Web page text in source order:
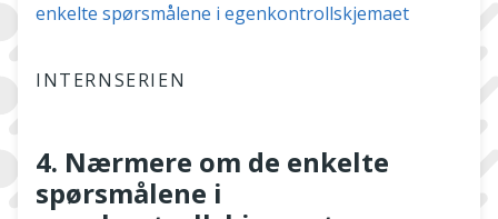
enkelte spørsmålene i egenkontrollskjemaet
INTERNSERIEN
4. Nærmere om de enkelte
spørsmålene i